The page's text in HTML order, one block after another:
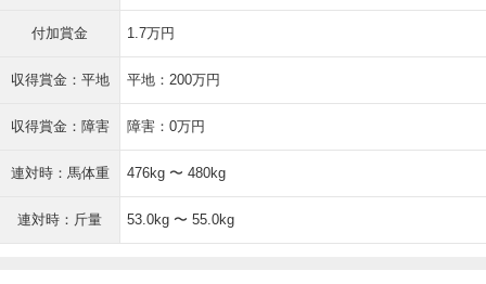
付加賞金 1.7万円
収得賞金：平地 平地：200万円
収得賞金：障害 障害：0万円
連対時：馬体重 476kg 〜 480kg
連対時：斤量 53.0kg 〜 55.0kg